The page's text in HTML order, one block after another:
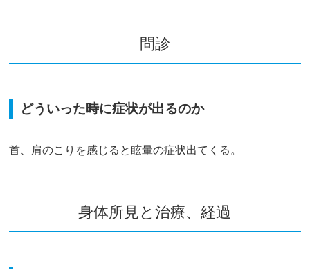
問診
どういった時に症状が出るのか
首、肩のこりを感じると眩暈の症状出てくる。
身体所見と治療、経過